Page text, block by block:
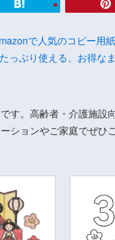
で人気のコピー用
っぷり使える、お得な
す。高齢者・介護施設
ションやご家庭でぜひ